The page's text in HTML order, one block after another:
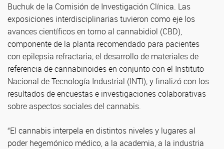
Buchuk de la Comisión de Investigación Clínica. Las
exposiciones interdisciplinarias tuvieron como eje los
avances científicos en torno al cannabidiol (CBD),
componente de la planta recomendado para pacientes
con epilepsia refractaria; el desarrollo de materiales de
referencia de cannabinoides en conjunto con el Instituto
Nacional de Tecnología Industrial (INTI); y finalizó con los
resultados de encuestas e investigaciones colaborativas
sobre aspectos sociales del cannabis.
“El cannabis interpela en distintos niveles y lugares al
poder hegemónico médico, a la academia, a la industria